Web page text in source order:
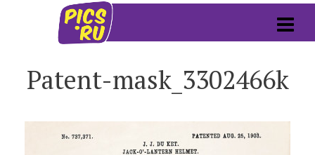
Patent-mask_3302466k